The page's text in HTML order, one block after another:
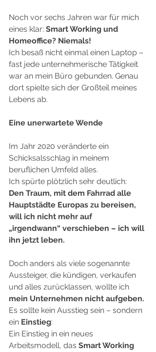
Noch vor sechs Jahren war für mich
eines klar: Smart Working und
Homeoffice? Niemals!
Ich besaß nicht einmal einen Laptop –
fast jede unternehmerische Tätigkeit
war an mein Büro gebunden. Genau
dort spielte sich der Großteil meines
Lebens ab.
Eine unerwartete Wende
Im Jahr 2020 veränderte ein
Schicksalsschlag in meinem
beruflichen Umfeld alles.
Ich spürte plötzlich sehr deutlich:
Den Traum, mit dem Fahrrad alle
Hauptstädte Europas zu bereisen,
will ich nicht mehr auf
„irgendwann“ verschieben – ich will
ihn jetzt leben.
Doch anders als viele sogenannte
Aussteiger, die kündigen, verkaufen
und alles zurücklassen, wollte ich
mein Unternehmen nicht aufgeben.
Es sollte kein Ausstieg sein – sondern
ein Einstieg:
Ein Einstieg in ein neues
Arbeitsmodell, das Smart Working